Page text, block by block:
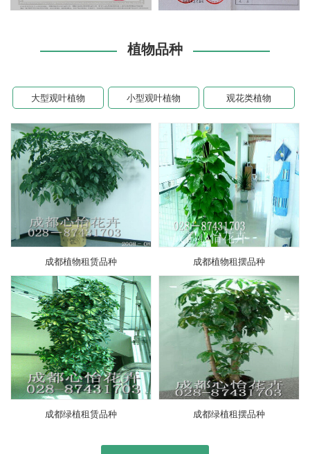
植物品种
大型观叶植物 小型观叶植物 观花类植物
成都植物租赁品种 成都植物租摆品种
成都绿植租赁品种 成都绿植租摆品种